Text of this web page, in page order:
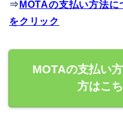
⇒ MOTAの支払い方法
をクリック
MOTAの支払い
方はこ